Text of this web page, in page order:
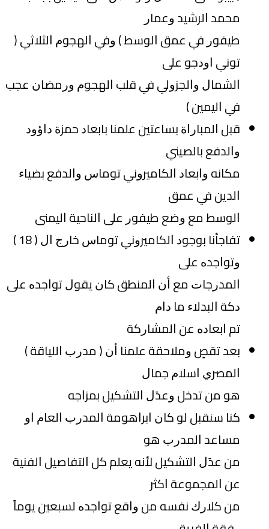
ﻣﺤﻤﺪ ﺍﻟﺮﺷﻴﺪ ﻭﻋﻤﺎﺭ
ﻃﻴﻔﻮﺭ ﻓﻲ ﻋﻤﻖ ﺍﻟﻮﺳﻂ ‏) ﻭﻓﻲ ﺍﻟﻬﺠﻮﻡ ﺍﻟﺜﻼﺛﻲ ‏(
ﺗﻮﻧﻲ ﺍﻭﺩﺟﻮ ﻋﻠﻰ
ﺍﻟﺸﻤﺎﻝ ﻭﺍﻟﺠﺰﻭﻟﻲ ﻓﻲ ﻗﻠﺐ ﺍﻟﻬﺠﻮﻡ ﻭﺭﻣﻀﺎﻥ ﻋﺠﺐ
ﻓﻲ ﺍﻟﻴﻤﻴﻦ ‏)
ﻗﺒﻞ ﺍﻟﻤﺒﺎﺭﺍﺓ ﺑﺴﺎﻋﺘﻴﻦ ﻋﻠﻤﻨﺎ ﺑﺎﺑﻌﺎﺩ ﺣﻤﺰﺓ ﺩﺍﺅﻭﺩ
ﻭﺍﻟﺪﻓﻊ ﺑﺎﻟﺼﻴﻨﻲ
ﻣﻜﺎﻧﻪ ﻭﺍﺑﻌﺎﺩ ﺍﻟﻜﺎﻣﻴﺮﻭﻧﻲ ﺗﻮﻣﺎﺱ ﻭﺍﻟﺪﻓﻊ ﺑﻀﻴﺎﺀ
ﺍﻟﺪﻳﻦ ﻓﻲ ﻋﻤﻖ
ﺍﻟﻮﺳﻂ ﻣﻊ ﻭﺿﻊ ﻃﻴﻔﻮﺭ ﻋﻠﻰ ﺍﻟﻨﺎﺣﻴﺔ ﺍﻟﻴﻤﻨﻰ
ﺗﻔﺎﺟﺄﻧﺎ ﺑﻮﺟﻮﺩ ﺍﻟﻜﺎﻣﻴﺮﻭﻧﻲ ﺗﻮﻣﺎﺱ ﺧﺎﺭﺝ ﺍﻝ ‏( 18 ‏)
ﻭﺗﻮﺍﺟﺪﻩ ﻋﻠﻰ
ﺍﻟﻤﺪﺭﺟﺎﺕ ﻣﻊ ﺃﻥ ﺍﻟﻤﻨﻄﻖ ﻛﺎﻥ ﻳﻘﻮﻝ ﺗﻮﺍﺟﺪﻩ ﻋﻠﻰ
ﺩﻛﺔ ﺍﻟﺒﺪﻻﺀ ﻣﺎ ﺩﺍﻡ
ﺗﻢ ﺍﺑﻌﺎﺩﻩ ﻋﻦ ﺍﻟﻤﺸﺎﺭﻛﺔ
ﺑﻌﺪ ﺗﻘﺺٍ ﻭﻣﻼﺣﻘﺔ ﻋﻠﻤﻨﺎ ﺃﻥ ‏( ﻣﺪﺭﺏ ﺍﻟﻠﻴﺎﻗﺔ ‏)
ﺍﻟﻤﺼﺮﻱ ﺍﺳﻼﻡ ﺟﻤﺎﻝ
ﻫﻮ ﻣﻦ ﺗﺪﺧﻞ ﻭﻋﺪَﻝ ﺍﻟﺘﺸﻜﻴﻞ ﺑﻤﺰﺍﺟﻪ
ﻛﻨﺎ ﺳﻨﻘﺒﻞ ﻟﻮ ﻛﺎﻥ ﺍﺑﺮﺍﻫﻮﻣﺔ ﺍﻟﻤﺪﺭﺏ ﺍﻟﻌﺎﻡ ﺍﻭ
ﻣﺴﺎﻋﺪ ﺍﻟﻤﺪﺭﺏ ﻫﻮ
ﻣﻦ ﻋﺪَﻝ ﺍﻟﺘﺸﻜﻴﻞ ﻷﻧﻪ ﻳﻌﻠﻢ ﻛﻞ ﺍﻟﺘﻔﺎﺻﻴﻞ ﺍﻟﻔﻨﻴﺔ
ﻋﻦ ﺍﻟﻤﺠﻤﻮﻋﺔ ﺍﻛﺜﺮ
ﻣﻦ ﻛﻼﺭﻙ ﻧﻔﺴﻪ ﻣﻦ ﻭﺍﻗﻊ ﺗﻮﺍﺟﺪﻩ ﻟﺴﺒﻌﻴﻦ ﻳﻮﻣﺎً